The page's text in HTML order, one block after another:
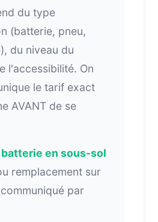
du type
(batterie, pneu,
du niveau du
l'accessibilité. On
le tarif exact
AVANT de se
batterie en sous-sol
remplacement sur
par